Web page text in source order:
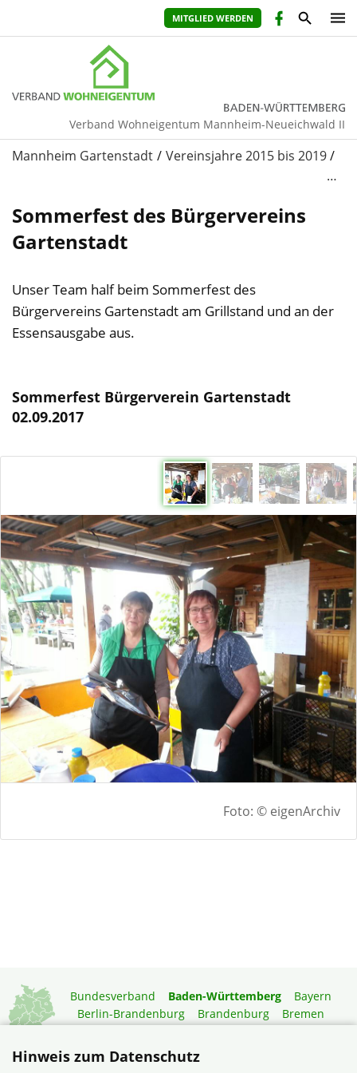
MITGLIED WERDEN
Verband Wohneigentum Mannheim-Neueichwald II
Mannheim Gartenstadt
Vereinsjahre 2015 bis 2019
…
Sommerfest des Bürgervereins
Gartenstadt
Unser Team half beim Sommerfest des
Bürgervereins Gartenstadt am Grillstand und an der
Essensausgabe aus.
Sommerfest Bürgerverein Gartenstadt
02.09.2017
Foto: © eigenArchiv
Bundesverband Baden-Württemberg
Bayern
Berlin-Brandenburg
Brandenburg
Bremen
Niedersachsen
Rheinland-Pfalz
Saarland
Hinweis zum Datenschutz